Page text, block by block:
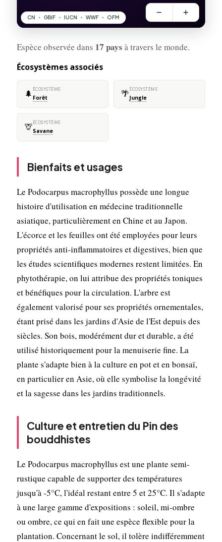
Espèce observée dans 17 pays à travers le monde.
Écosystèmes associés
🌲 ÉCOSYSTÈME
Forêt 🌴ÉCOSYSTÈME
Jungle
🦒ÉCOSYSTÈME
Savane
Bienfaits et usages
Le Podocarpus macrophyllus possède une longue
histoire d'utilisation en médecine traditionnelle
asiatique, particulièrement en Chine et au Japon.
L'écorce et les feuilles ont été employées pour leurs
propriétés anti-inflammatoires et digestives, bien que
les études scientifiques modernes restent limitées. En
phytothérapie, on lui attribue des propriétés toniques
et bénéfiques pour la circulation. L'arbre est
également valorisé pour ses propriétés ornementales,
étant prisé dans les jardins d'Asie de l'Est depuis des
siècles. Son bois, modérément dur et durable, a été
utilisé historiquement pour la menuiserie fine. La
plante s'adapte bien à la culture en pot et en bonsaï,
en particulier en Asie, où elle symbolise la longévité
et la sagesse dans les jardins traditionnels.
Culture et entretien du Pin des
bouddhistes
Le Podocarpus macrophyllus est une plante semi-
rustique capable de supporter des températures
jusqu'à -5°C, l'idéal restant entre 5 et 25°C. Il s'adapte
à une large gamme d'expositions : soleil, mi-ombre
ou ombre, ce qui en fait une espèce flexible pour la
plantation. Concernant le sol, il tolère indifféremment